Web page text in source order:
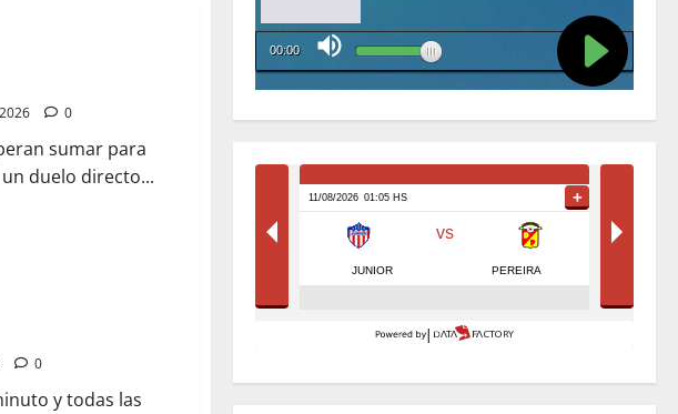
0
sumar para
duelo directo...
0
y todas las